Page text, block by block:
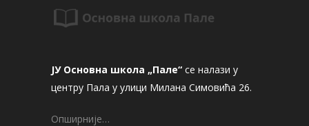
ЈУ Основна школа „Пале“ се налази у
центру Пала у улици Милана Симовића 26.
Опширније…